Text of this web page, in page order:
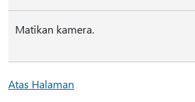
Matikan kamera.
Atas Halaman